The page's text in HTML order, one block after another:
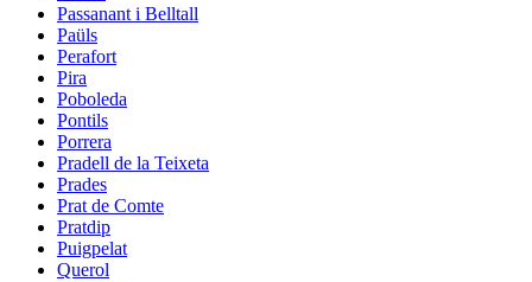
Passanant i Belltall
Paüls
Perafort
Pira
Poboleda
Pontils
Porrera
Pradell de la Teixeta
Prades
Prat de Comte
Pratdip
Puigpelat
Querol